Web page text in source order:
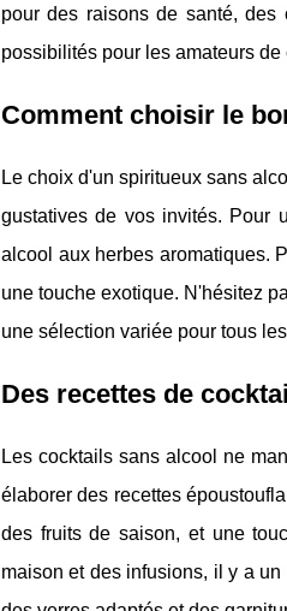
pour des raisons de santé,
possibilités pour les amateurs de
Comment choisir le
Le choix d'un spiritueux sans
gustatives de vos invités. Pour
alcool aux herbes aromatiques.
une touche exotique. N'hésitez
une sélection variée pour tous
Des recettes de
Les cocktails sans alcool ne
élaborer des recettes
des fruits de saison, et une
maison et des infusions, il y a